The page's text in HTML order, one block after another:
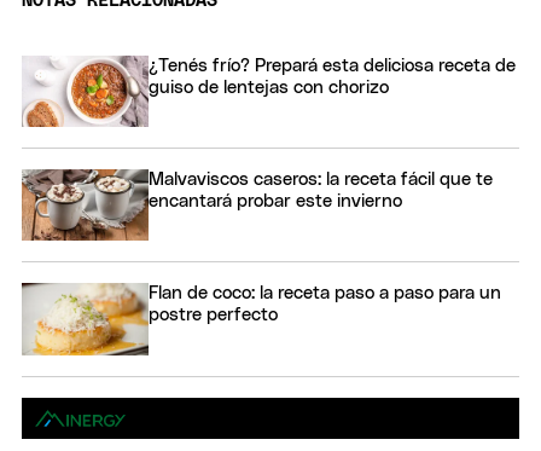
¿Tenés frío? Prepará esta deliciosa receta de
guiso de lentejas con chorizo
Malvaviscos caseros: la receta fácil que te
encantará probar este invierno
Flan de coco: la receta paso a paso para un
postre perfecto